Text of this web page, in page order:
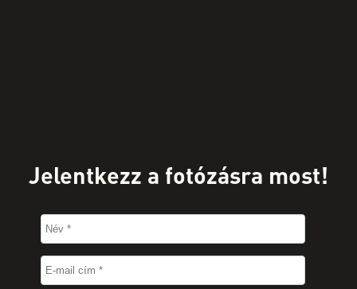
Jelentkezz a fotózásra most!